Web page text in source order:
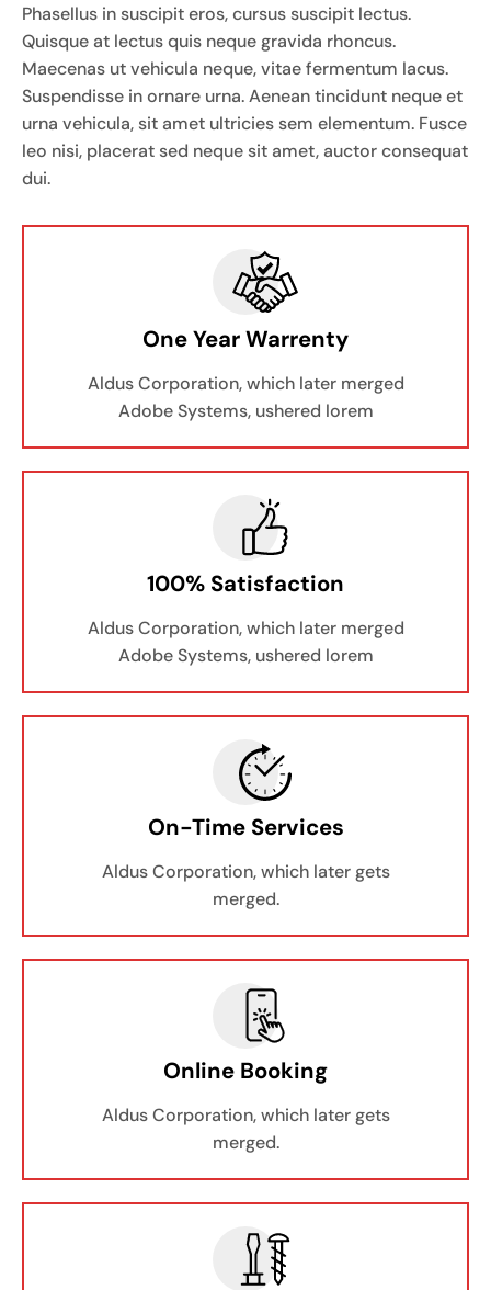
Phasellus in suscipit eros, cursus suscipit lectus.
Quisque at lectus quis neque gravida rhoncus.
Maecenas ut vehicula neque, vitae fermentum lacus.
Suspendisse in ornare urna. Aenean tincidunt neque et
urna vehicula, sit amet ultricies sem elementum. Fusce
leo nisi, placerat sed neque sit amet, auctor consequat
dui.
One Year Warrenty
Aldus Corporation, which later merged
Adobe Systems, ushered lorem
100% Satisfaction
Aldus Corporation, which later merged
Adobe Systems, ushered lorem
On-Time Services
Aldus Corporation, which later gets
merged.
Online Booking
Aldus Corporation, which later gets
merged.